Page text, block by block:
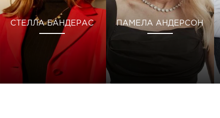
СТЕЛЛА БАНДЕРАС ПАМЕЛА АНДЕРСОН